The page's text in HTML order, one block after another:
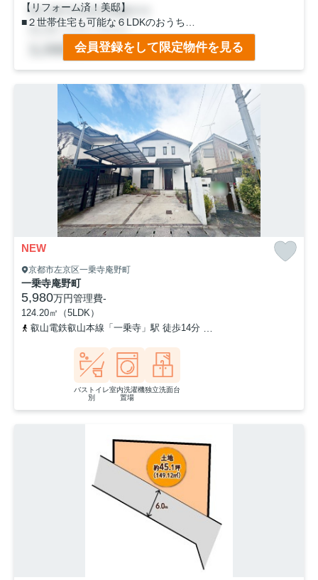
【リフォーム済！美邸】
■２世帯住宅も可能な６LDKのおうち
■両面道路の為、採光・通風良好
■月々のお支払い３万円台
会員登録をして限定物件を見る
NEW
京都市左京区一乗寺庵野町
一乗寺庵野町
5,980万円管理費-
124.20㎡（5LDK）
叡山電鉄叡山本線「一乗寺」駅 徒歩14分
バストイレ
別
室内洗濯機
置場
独立洗面台